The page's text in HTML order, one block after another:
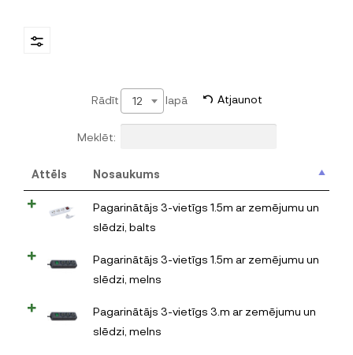
Rādīt 12 lapā Atjaunot
Meklēt:
Attēls Nosaukums
Pagarinātājs 3-vietīgs 1.5m ar zemējumu un
slēdzi, balts
Pagarinātājs 3-vietīgs 1.5m ar zemējumu un
slēdzi, melns
Pagarinātājs 3-vietīgs 3.m ar zemējumu un
slēdzi, melns